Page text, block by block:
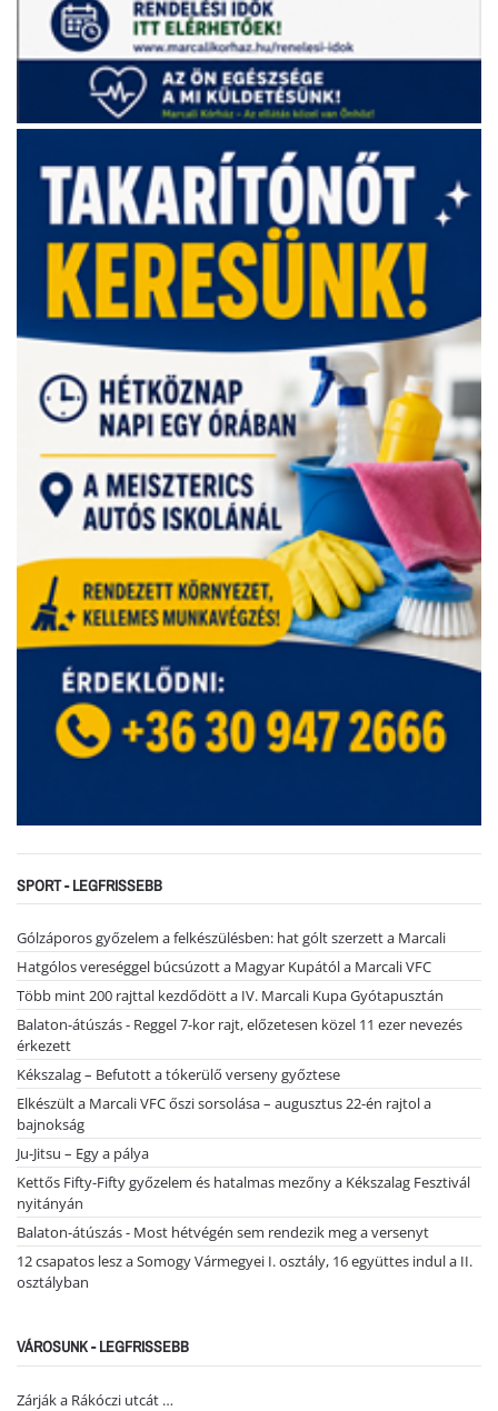
SPORT - LEGFRISSEBB
Gólzáporos győzelem a felkészülésben: hat gólt szerzett a Marcali
Hatgólos vereséggel búcsúzott a Magyar Kupától a Marcali VFC
Több mint 200 rajttal kezdődött a IV. Marcali Kupa Gyótapusztán
Balaton-átúszás - Reggel 7-kor rajt, előzetesen közel 11 ezer nevezés
érkezett
Kékszalag – Befutott a tókerülő verseny győztese
Elkészült a Marcali VFC őszi sorsolása – augusztus 22-én rajtol a
bajnokság
Ju-Jitsu – Egy a pálya
Kettős Fifty-Fifty győzelem és hatalmas mezőny a Kékszalag Fesztivál
nyitányán
Balaton-átúszás - Most hétvégén sem rendezik meg a versenyt
12 csapatos lesz a Somogy Vármegyei I. osztály, 16 együttes indul a II.
osztályban
VÁROSUNK - LEGFRISSEBB
Zárják a Rákóczi utcát …